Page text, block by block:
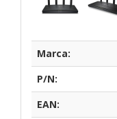
Marca:
P/N:
EAN: